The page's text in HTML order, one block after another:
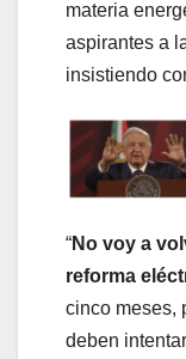
materia
aspirantes a
insistiendo
“No voy a
reforma
cinco meses,
deben